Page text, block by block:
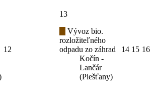
12
13
Vývoz bio.
rozložiteľného
odpadu zo záhrad
Kočín -
Lančár
(Piešťany)
14 15 16